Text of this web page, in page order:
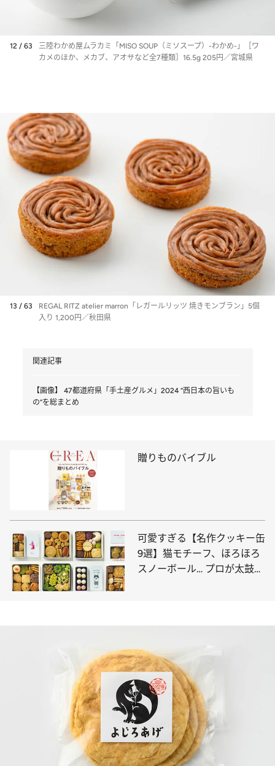
12 / 63
三陸わかめ屋ムラカミ「MISO SOUP（ミソスープ）-わかめ-」［ワ
カメのほか、メカブ、アオサなど全7種類］16.5g 205円／宮城県
13 / 63
REGAL RITZ atelier marron「レガールリッツ 焼きモンブラン」5個
入り 1,200円／秋田県
関連記事
【画像】 47都道府県「手土産グルメ」2024 “西日本の旨いも
の”を総まとめ
贈りものバイブル
可愛すぎる【名作クッキー缶
9選】猫モチーフ、ほろほろ
スノーボール… プロが太鼓判